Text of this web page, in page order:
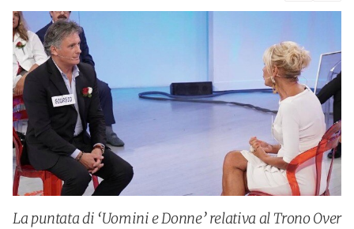
La puntata di ‘Uomini e Donne’ relativa al Trono Over